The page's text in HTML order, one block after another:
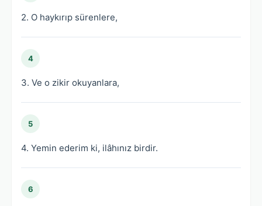
2. O haykırıp sürenlere,
4
3. Ve o zikir okuyanlara,
5
4. Yemin ederim ki, ilâhınız birdir.
6